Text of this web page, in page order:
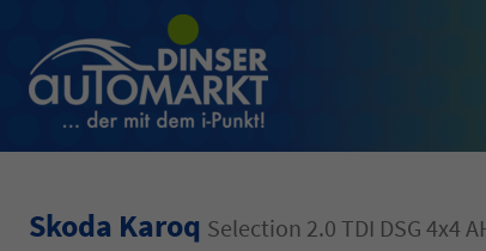
Skoda Karoq Selection 2.0 TDI DSG 4x4